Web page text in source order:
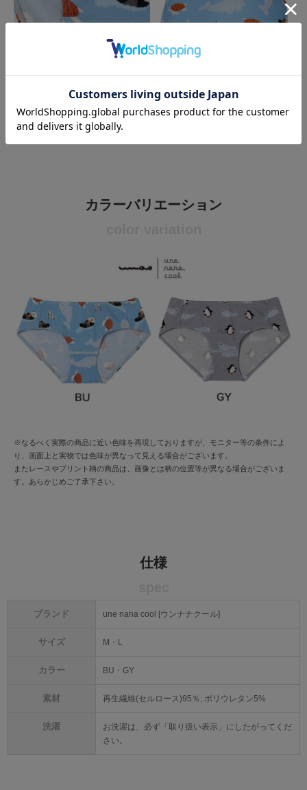
カラーバリエーション
※なるべく実際の商品に近い色味を再現しておりますが、モニター等の条件によ
り、画面上と実物では色味が異なって見える場合がございます。
またレースやプリント柄の商品は、画像とは柄の位置等が異なる場合がございま
す。あらかじめご了承下さい。
仕様
ブランド une nana cool [ウンナナクール]
サイズ M・L
カラー BU・GY
素材 再生繊維(セルロース)95％, ポリウレタン5%
洗濯
お洗濯は、必ず「取り扱い表示」にしたがってくだ
さい。